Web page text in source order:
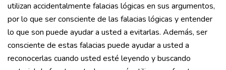
utilizan accidentalmente falacias lógicas en sus argumentos,
por lo que ser consciente de las falacias lógicas y entender
lo que son puede ayudar a usted a evitarlas. Además, ser
consciente de estas falacias puede ayudar a usted a
reconocerlas cuando usted esté leyendo y buscando